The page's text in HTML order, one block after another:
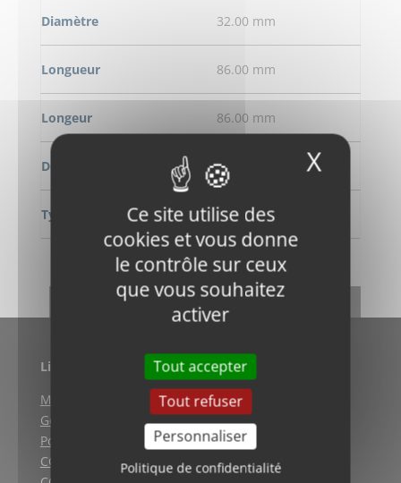
Ce site utilise des
cookies et vous donne
le contrôle sur ceux
que vous souhaitez
activer
Tout accepter
Tout refuser
Personnaliser
Politique de confidentialité
X
Diamètre 32.00 mm
Longueur 86.00 mm
Longeur 86.00 mm
Désaxé 7 mm
Type de graissage 0
DEMANDE DE RENSEIGNEMENT
RETOUR
Liens utiles
Mentions légales
Gestion des cookies
Politique de confidentialité
CGV (Weyersheim)